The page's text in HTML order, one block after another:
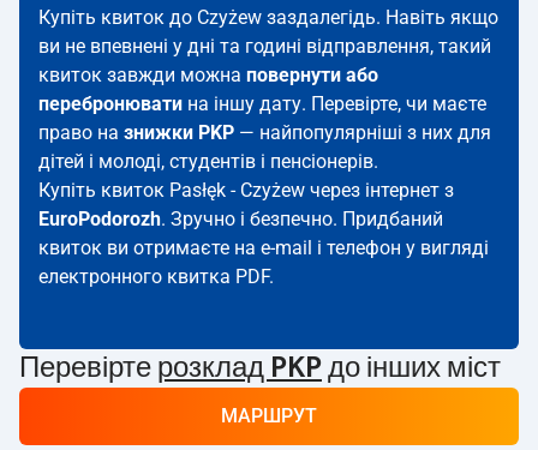
Купіть квиток до Czyżew заздалегідь. Навіть якщо
ви не впевнені у дні та годині відправлення, такий
квиток завжди можна повернути або
перебронювати на іншу дату. Перевірте, чи маєте
право на знижки PKP — найпопулярніші з них для
дітей і молоді, студентів і пенсіонерів.
Купіть квиток Pasłęk - Czyżew через інтернет з
EuroPodorozh. Зручно і безпечно. Придбаний
квиток ви отримаєте на e-mail і телефон у вигляді
електронного квитка PDF.
Перевірте розклад PKP до інших міст
МАРШРУТ